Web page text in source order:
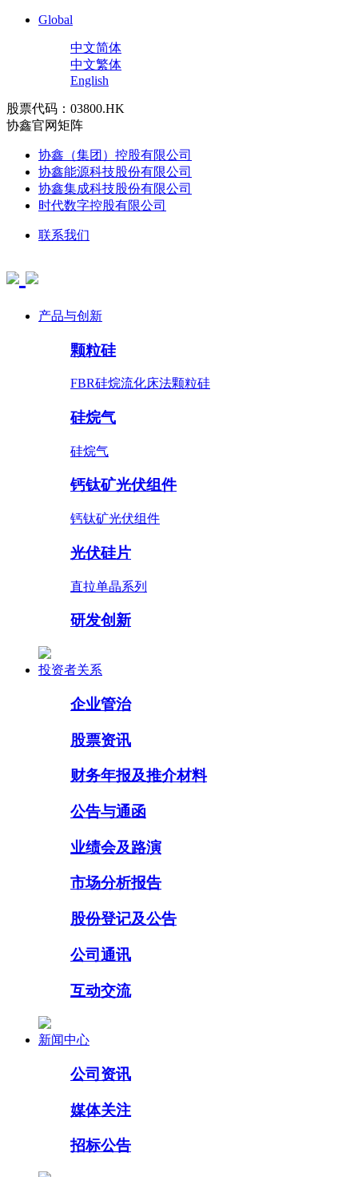
Global
中文简体
中文繁体
English
股票代码：03800.HK
协鑫官网矩阵
协鑫（集团）控股有限公司
协鑫能源科技股份有限公司
协鑫集成科技股份有限公司
时代数字控股有限公司
联系我们
产品与创新
颗粒硅
FBR硅烷流化床法颗粒硅
硅烷气
硅烷气
钙钛矿光伏组件
钙钛矿光伏组件
光伏硅片
直拉单晶系列
研发创新
投资者关系
企业管治
股票资讯
财务年报及推介材料
公告与通函
业绩会及路演
市场分析报告
股份登记及公告
公司通讯
互动交流
新闻中心
公司资讯
媒体关注
招标公告